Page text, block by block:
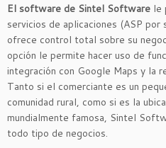
El software de Sintel Software le
servicios de aplicaciones (ASP por
ofrece control total sobre su
opción le permite hacer uso de
integración con Google Maps y la
Tanto si el comerciante es un
comunidad rural, como si es la
mundialmente famosa, Sintel
todo tipo de negocios.